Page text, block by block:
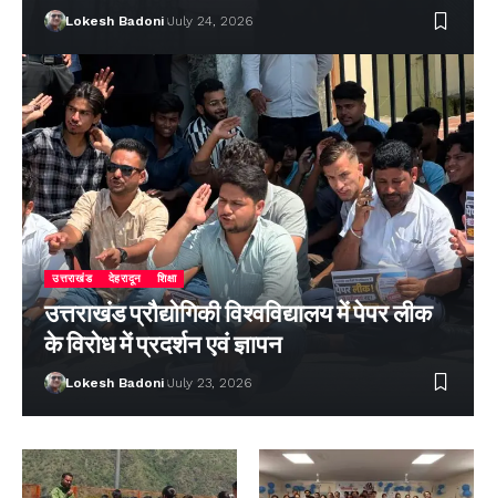
Lokesh Badoni July 24, 2026
उत्तराखंड देहरादून शिक्षा
उत्तराखंड प्रौद्योगिकी विश्वविद्यालय में पेपर लीक
के विरोध में प्रदर्शन एवं ज्ञापन
Lokesh Badoni July 23, 2026